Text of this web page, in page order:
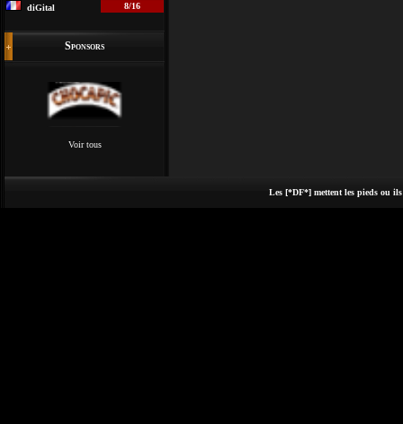
diGital
8/16
Sponsors
Voir tous
Les [*DF*] mettent les pieds ou